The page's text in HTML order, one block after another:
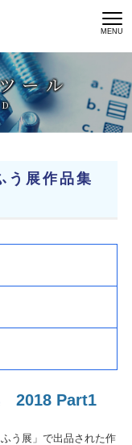
MENU
ール
う展作品集
2018 Part1
う展」で出品された作